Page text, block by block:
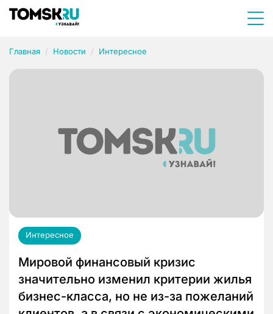
Главная Новости Интересное
Интересное
Мировой финансовый кризис
значительно изменил критерии жилья
бизнес-класса, но не из-за пожеланий